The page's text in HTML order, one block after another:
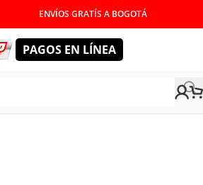
ENVÍOS GRATÍS A BOGOTÁ
PAGOS EN LÍNEA
Y LLAVES DESTORNILLADOR